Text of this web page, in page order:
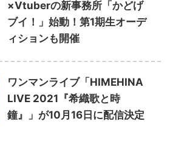
×Vtuberの新事務所「かどげ
ブイ！」始動！第1期生オーデ
ィションも開催
ワンマンライブ「HIMEHINA
LIVE 2021『希織歌と時
鐘』」が10月16日に配信決定